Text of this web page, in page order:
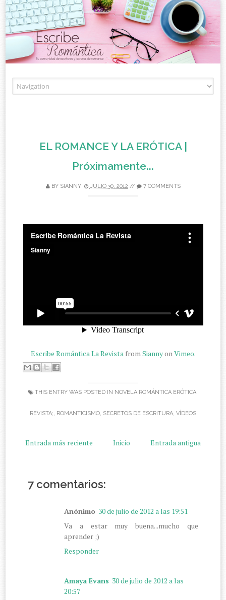
EL ROMANCE Y LA ERÓTICA |
Próximamente...
BY SIANNY JULIO 30, 2012 // 7 COMMENTS
Escribe Romántica La RevistafromSiannyonVimeo.
THIS ENTRY WAS POSTED IN NOVELA ROMÁNTICA ERÓTICA;
REVISTA;, ROMANTICISMO, SECRETOS DE ESCRITURA, VÍDEOS
Entrada más reciente Entrada antigua
Inicio
7 comentarios:
Anónimo 30 de julio de 2012 a las 19:51
Va a estar muy buena...mucho que
aprender ;)
Responder
Amaya Evans 30 de julio de 2012 a las
20:57